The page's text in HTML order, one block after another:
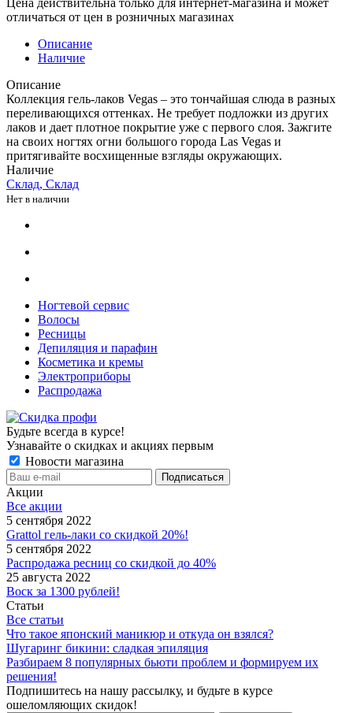
Цена действительна только для интернет-магазина и может
отличаться от цен в розничных магазинах
Описание
Наличие
Описание
Коллекция гель-лаков Vegas – это тончайшая слюда в разных
переливающихся оттенках. Не требует подложки из других
лаков и дает плотное покрытие уже с первого слоя. Зажгите
на своих ногтях огни большого города Las Vegas и
притягивайте восхищенные взгляды окружающих.
Наличие
Склад, Склад
Нет в наличии
Ногтевой сервис
Волосы
Ресницы
Депиляция и парафин
Косметика и кремы
Электроприборы
Распродажа
Будьте всегда в курсе!
Узнавайте о скидках и акциях первым
Новости магазина
Акции
Все акции
5 сентября 2022
Grattol гель-лаки со скидкой 20%!
5 сентября 2022
Распродажа ресниц со скидкой до 40%
25 августа 2022
Воск за 1300 рублей!
Статьи
Все статьи
Что такое японский маникюр и откуда он взялся?
Шугаринг бикини: сладкая эпиляция
Разбираем 8 популярных бьюти проблем и формируем их
решения!
Подпишитесь на нашу рассылку, и будьте в курсе
ошеломляющих скидок!